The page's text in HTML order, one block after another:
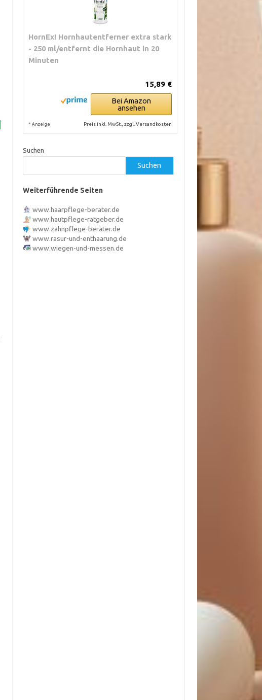
HornEx! Hornhautentferner extra stark
- 250 ml/entfernt die Hornhaut in 20
Minuten
15,89 €
Bei Amazon
ansehen
* Anzeige Preis inkl. MwSt., zzgl. Versandkosten
Suchen
Suchen
Weiterführende Seiten
www.haarpflege-berater.de
www.hautpflege-ratgeber.de
www.zahnpflege-berater.de
www.rasur-und-enthaarung.de
www.wiegen-und-messen.de